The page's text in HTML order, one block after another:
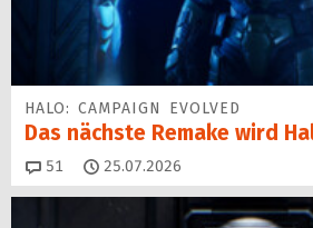
HALO: CAMPAIGN EVOLVED
Das nächste Remake wird
51 Kommentare
25.07.2026